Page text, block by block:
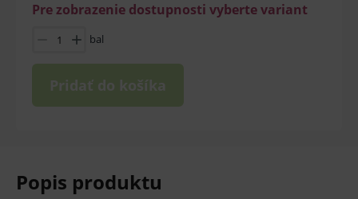
Pre zobrazenie dostupnosti vyberte variant
bal
Pridať do košíka
Popis produktu